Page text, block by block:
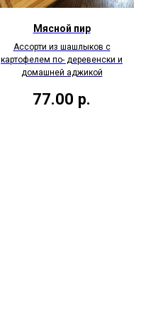
Мясной пир
Ассорти из шашлыков с
картофелем по- деревенски и
домашней аджикой
77.00 р.